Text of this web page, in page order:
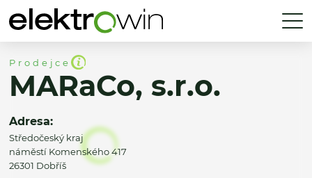
Prodejce
MARaCo, s.r.o.
Adresa:
Středočeský kraj
náměstí Komenského 417
26301 Dobříš